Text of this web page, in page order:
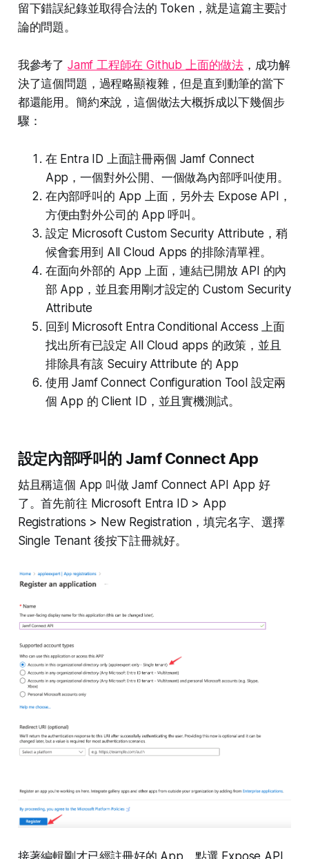
留下錯誤紀錄並取得合法的 Token，就是這篇主要討
論的問題。
我參考了 Jamf 工程師在 Github 上面的做法 ，成功解
決了這個問題，過程略顯複雜，但是直到動筆的當下
都還能用。簡約來說，這個做法大概拆成以下幾個步
驟：
在 Entra ID 上面註冊兩個 Jamf Connect
App，一個對外公開、一個做為內部呼叫使用。
在內部呼叫的 App 上面，另外去 Expose API，
方便由對外公司的 App 呼叫。
設定 Microsoft Custom Security Attribute，稍
候會套用到 All Cloud Apps 的排除清單裡。
在面向外部的 App 上面，連結已開放 API 的內
部 App，並且套用剛才設定的 Custom Security
Attribute
回到 Microsoft Entra Conditional Access 上面
找出所有已設定 All Cloud apps 的政策，並且
排除具有該 Secuiry Attribute 的 App
使用 Jamf Connect Configuration Tool 設定兩
個 App 的 Client ID，並且實機測試。
設定內部呼叫的 Jamf Connect App
姑且稱這個 App 叫做 Jamf Connect API App 好
了。首先前往 Microsoft Entra ID > App
Registrations > New Registration，填完名字、選擇
Single Tenant 後按下註冊就好。